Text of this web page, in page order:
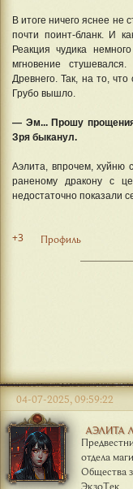
В итоге ничего яснее не
почти поинт-бланк. И
Реакция чудика
мгновение
Древнего. Так, на то,
Грубо вышло.
— Эм... Прошу
Зря быканул.
Аэлита, впрочем,
раненому дракону с
недостаточно показали
+3 Профиль
АЭЛИТА
отдела
Общества
ЭкзоТек
04-07-2025, 09:59:22